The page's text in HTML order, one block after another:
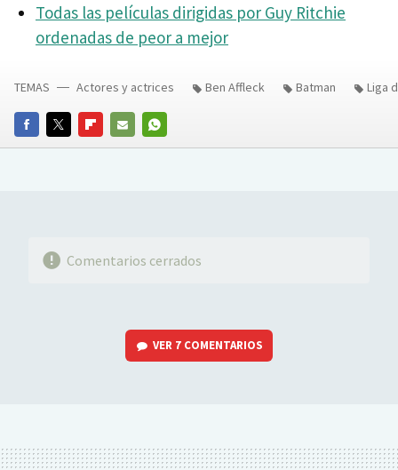
Todas las películas dirigidas por Guy Ritchie
ordenadas de peor a mejor
FACEBOOKTWITTERFLIPBOARD
E-
WHATSAPP
TEMAS Actores y actrices Ben Affleck Batman Liga
Comentarios cerrados
VER 7 COMENTARIOS